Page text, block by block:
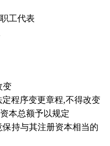
工代表
变
程序变更章程,不得改变
本总额予以规定
持与其注册资本相当的